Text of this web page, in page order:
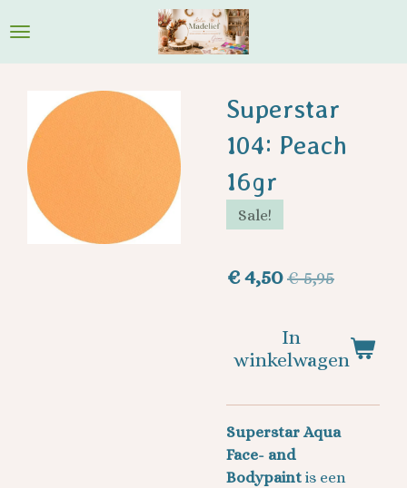
direct
naar
hoofdinhoud
Superstar
104: Peach
16gr
Sale!
€ 4,50€ 5,95
In
winkelwagen
Superstar Aqua
Face- and
Bodypaint is een